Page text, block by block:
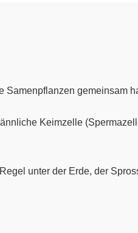
Samenpflanzen gemeinsam
Keimzelle
unter der Erde, der